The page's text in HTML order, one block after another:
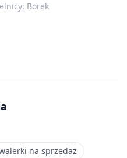
Borek
na sprzedaż